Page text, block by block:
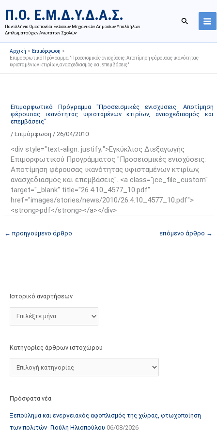
περιεχόμενο
Π.Ο. Ε.Μ.Δ.Υ.Δ.Α.Σ.
Πανελλήνια Ομοσπονδία Ενώσεων Μηχανικών Δημοσίων Υπαλλήλων
Διπλωματούχων Ανωτάτων Σχολών
Αναζήτηση
Αρχική
Επιμόρφωση
Επιμορφωτικό Πρόγραμμα "Προσεισμικές ενισχύσεις: Αποτίμηση φέρουσας ικανότητας
υφισταμένων κτιρίων, ανασχεδιασμός και επεμβάσεις"
Επιμορφωτικό Πρόγραμμα "Προσεισμικές ενισχύσεις: Αποτίμηση
φέρουσας ικανότητας υφισταμένων κτιρίων, ανασχεδιασμός και
επεμβάσεις"
/ Επιμόρφωση / 26/04/2010
<div style="text-align: justify;">Εγκύκλιος Διεξαγωγής
Επιμορφωτικού Προγράμματος "Προσεισμικές ενισχύσεις:
Αποτίμηση φέρουσας ικανότητας υφισταμένων κτιρίων,
ανασχεδιασμός και επεμβάσεις". <a class="jce_file_custom"
target="_blank" title="26.4.10_4577_10.pdf"
href="images/stories/news/2010/26.4.10_4577_10.pdf">
<strong>pdf</strong></a></div>
← προηγούμενο άρθρο επόμενο άρθρο →
Ιστορικό αναρτήσεων
τ
ο
ρ
ι
ν
ρ
τ
ή
ε
ω
ν
Κατηγορίες άρθρων ιστοχώρου
τ
η
γ
ο
ς
ρ
θ
ρ
ν
ι
σ
ο
υ
Πρόσφατα νέα
Ξεπούλημα και ενεργειακός αφοπλισμός της χώρας, φτωχοποίηση
των πολιτών- Γιούλη Ηλιοπούλου 06/08/2026